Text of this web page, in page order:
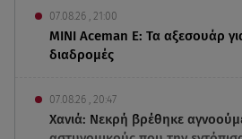
07.08.26 , 21:00
MINI Aceman E: Τα αξεσουάρ
διαδρομές
07.08.26 , 20:47
Χανιά: Νεκρή βρέθηκε